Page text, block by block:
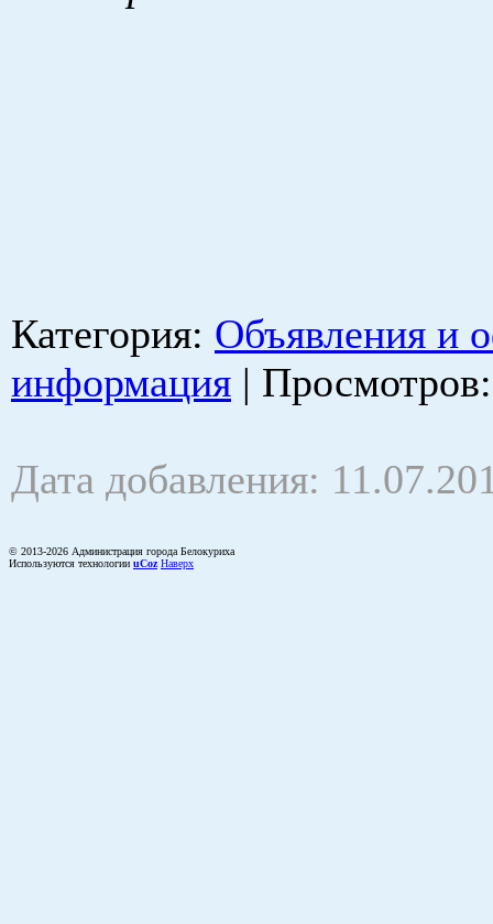
Категория: Объявления и
информация | Просмотров
Дата добавления:
© 2013-2026 Администрация города Белокуриха
Используются технологии uCoz Наверх